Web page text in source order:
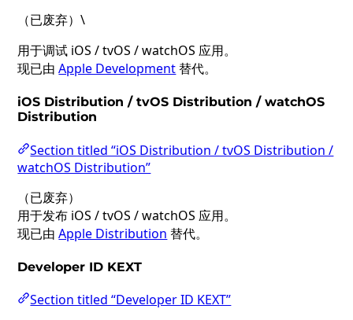
（已废弃）\
用于调试 iOS / tvOS / watchOS 应用。
现已由Apple Development 替代。
iOS Distribution / tvOS Distribution / watchOS
Distribution
Section titled “iOS Distribution / tvOS Distribution /
watchOS Distribution”
（已废弃）
用于发布 iOS / tvOS / watchOS 应用。
现已由Apple Distribution 替代。
Developer ID KEXT
Section titled “Developer ID KEXT”